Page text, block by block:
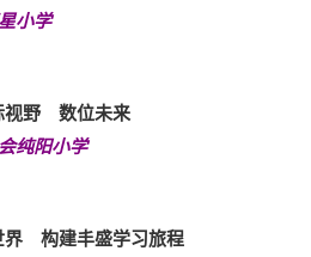
小学
野 数位未来
纯阳小学
界 构建丰盛学习旅程